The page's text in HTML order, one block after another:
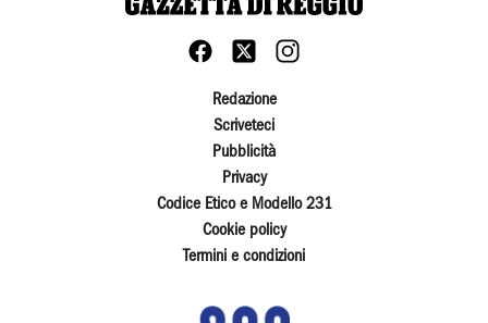
Redazione
Scriveteci
Pubblicità
Privacy
Codice Etico e Modello 231
Cookie policy
Termini e condizioni